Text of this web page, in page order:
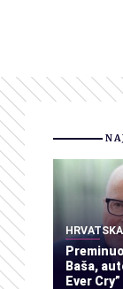
HRVATSKA
Baša,
Ever Cry”